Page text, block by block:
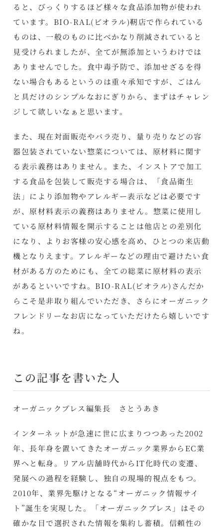
ると、びっくりするほど様々な食品添加物が使われ
ています。BIO-RAL(ビオラル)靭店で作られている
ものは、一般のものに比べかなり削減されていると
見受けられましたが、全てが無添加というわけでは
ありませんでした。食中毒予防で、添加せざるを得
ない場合もあるというのは重々承知ですが、ごはん
と具だけのシンプルなおにぎりから、まずはチャレン
ジして欲しいなぁと思います。
また、現在対面販売やバラ売り、量り売りなどの容
器包装されていない惣菜については、原材料に関す
る表示義務はありません。また、インストアで加工
する食品を包装して販売する場合は、「食品衛生
法」により添加物やアレルギー表示などは必要です
が、原材料表示の義務はありません。惣菜に使用し
ている原材料情報を開示することは他店との差別化
になり、よりお客様の安心感を高め、ひとつの来店動
機となりえます。アレルギーなどの理由で避けたい食
材がある方のためにも、全ての総菜に原材料の表示
があるといいですね。BIO-RAL(ビオラル)さんだか
らこそ是非取り組んでいただき、さらにオーガニック
フレンドリーなお店になっていただけたら嬉しいです
ね。
この記事を書いた人
オーガニックプレス編集長 さとうあき
インターネットが急速に世に広まりつつあった2002
年、長年身を置いてきたオーガニック業界からEC業
界へと転身。リアル店舗時代からIT化時代の変遷、
発展への過程を経験し、独自の現場的視点をもつ。
2010年、業界先駆けとなる“オーガニック情報サイ
ト”誕生を実現した。「オーガニックプレス」はその
確かな目で選択された情報を集約し蓄積。信頼性の